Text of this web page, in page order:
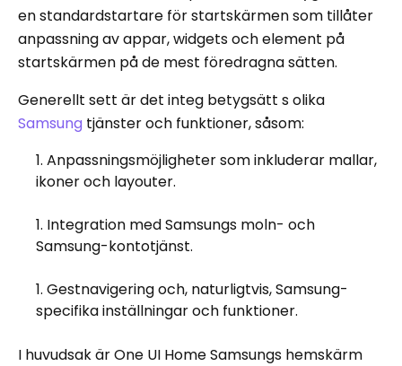
en standardstartare för startskärmen som tillåter
anpassning av appar, widgets och element på
startskärmen på de mest föredragna sätten.
Generellt sett är det integ betygsätt s olika
Samsung tjänster och funktioner, såsom:
Anpassningsmöjligheter som inkluderar mallar,
ikoner och layouter.
Integration med Samsungs moln- och
Samsung-kontotjänst.
Gestnavigering och, naturligtvis, Samsung-
specifika inställningar och funktioner.
I huvudsak är One UI Home Samsungs hemskärm